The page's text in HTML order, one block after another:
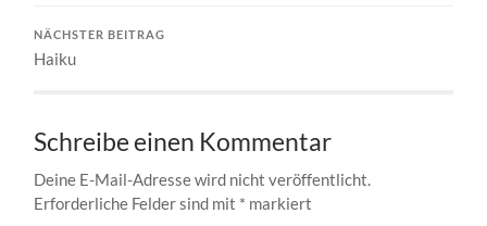
NÄCHSTER BEITRAG
Haiku
Schreibe einen Kommentar
Deine E-Mail-Adresse wird nicht veröffentlicht.
Erforderliche Felder sind mit * markiert